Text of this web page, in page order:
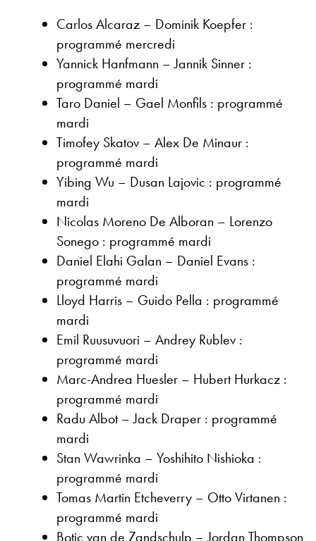
Carlos Alcaraz – Dominik Koepfer :
programmé mercredi
Yannick Hanfmann – Jannik Sinner :
programmé mardi
Taro Daniel – Gael Monfils : programmé
mardi
Timofey Skatov – Alex De Minaur :
programmé mardi
Yibing Wu – Dusan Lajovic : programmé
mardi
Nicolas Moreno De Alboran – Lorenzo
Sonego : programmé mardi
Daniel Elahi Galan – Daniel Evans :
programmé mardi
Lloyd Harris – Guido Pella : programmé
mardi
Emil Ruusuvuori – Andrey Rublev :
programmé mardi
Marc-Andrea Huesler – Hubert Hurkacz :
programmé mardi
Radu Albot – Jack Draper : programmé
mardi
Stan Wawrinka – Yoshihito Nishioka :
programmé mardi
Tomas Martin Etcheverry – Otto Virtanen :
programmé mardi
Botic van de Zandschulp – Jordan Thompson